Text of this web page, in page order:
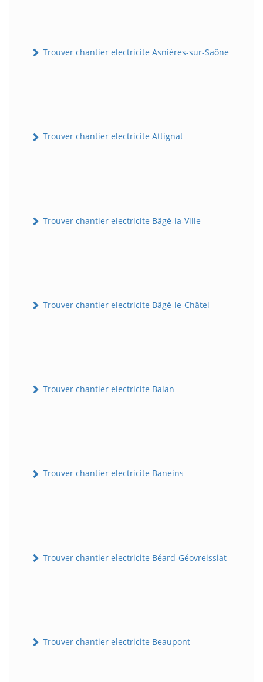
Trouver chantier electricite Asnières-sur-Saône
Trouver chantier electricite Attignat
Trouver chantier electricite Bâgé-la-Ville
Trouver chantier electricite Bâgé-le-Châtel
Trouver chantier electricite Balan
Trouver chantier electricite Baneins
Trouver chantier electricite Béard-Géovreissiat
Trouver chantier electricite Beaupont